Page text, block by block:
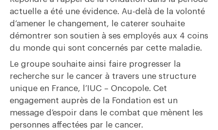
actuelle a été une évidence. Au-delà de la volonté
d’amener le changement, le caterer souhaite
démontrer son soutien à ses employés aux 4 coins
du monde qui sont concernés par cette maladie.
Le groupe souhaite ainsi faire progresser la
recherche sur le cancer à travers une structure
unique en France, l’IUC – Oncopole. Cet
engagement auprès de la Fondation est un
message d’espoir dans le combat que mènent les
personnes affectées par le cancer.